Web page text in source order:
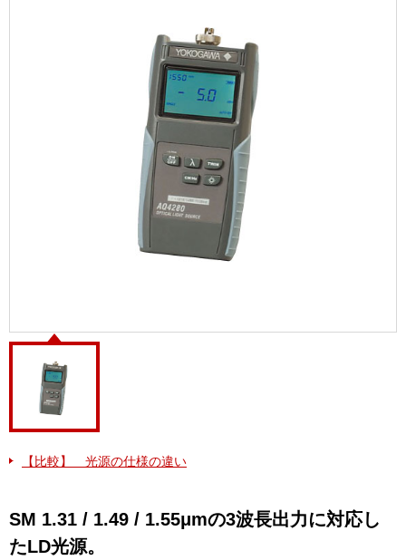
【比較】 光源の仕様の違い
SM 1.31 / 1.49 / 1.55μmの3波長出力に対応し
たLD光源。